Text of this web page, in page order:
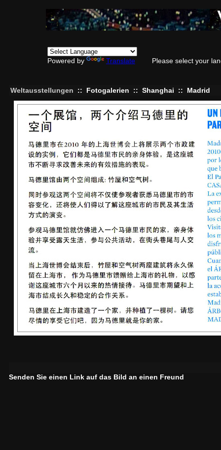
Powered by Translate Please select your
Weltausstellungen :: Fotogalerien :: Shanghai :: Madrid
Senden Sie einen Link auf das Bild an einen Freund